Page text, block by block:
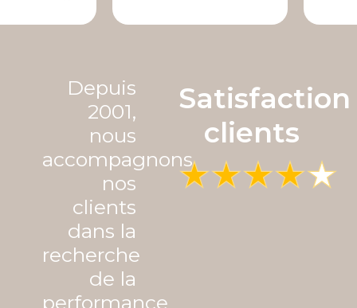
Depuis
2001,
nous
accompagnons
nos
clients
dans la
recherche
de la
performance
Satisfaction
clients